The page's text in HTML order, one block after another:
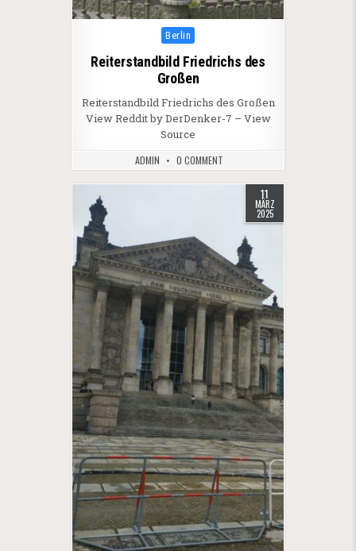
Posted in
Berlin
Reiterstandbild Friedrichs des
Großen
Reiterstandbild Friedrichs des Großen
View Reddit by DerDenker-7 – View
Source
ADMIN 0 COMMENT
11
MÄRZ
2025